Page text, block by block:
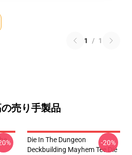
1 / 1
売り手製品
Die In The Dungeon
Deckbuilding Mayhem Tee Die
-20%